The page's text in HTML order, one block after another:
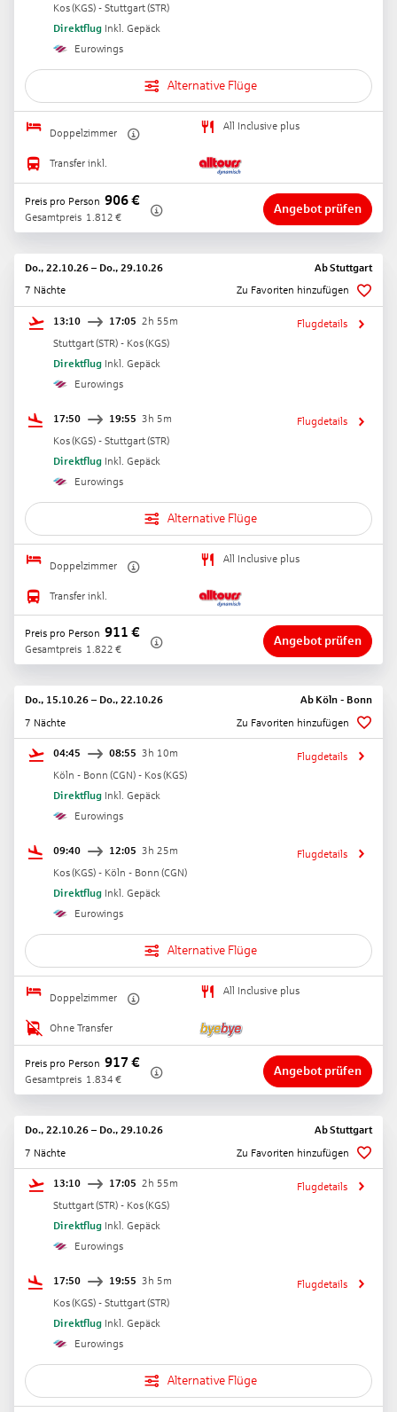
Kos(KGS) - Stuttgart(STR)
Direktflug Inkl. Gepäck
Eurowings
Alternative Flüge
Doppelzimmer
All Inclusive plus
Transfer inkl.
Preis pro Person 906€
Gesamtpreis 1.812 €
Angebot prüfen
Do., 22.10.26 – Do., 29.10.26 AbStuttgart
7 Nächte
Zu Favoriten hinzufügen
13:10 17:05 2h 55m
Stuttgart(STR) - Kos(KGS)
Direktflug Inkl. Gepäck
Eurowings
Flugdetails
17:50 19:55 3h 5m
Kos(KGS) - Stuttgart(STR)
Direktflug Inkl. Gepäck
Eurowings
Flugdetails
Alternative Flüge
Doppelzimmer
All Inclusive plus
Transfer inkl.
Preis pro Person 911 €
Gesamtpreis 1.822 €
Angebot prüfen
Do., 15.10.26 – Do., 22.10.26 Ab Köln - Bonn
7 Nächte
Zu Favoriten hinzufügen
04:45 08:55 3h 10m
Köln - Bonn (CGN) - Kos(KGS)
Direktflug Inkl. Gepäck
Eurowings
Flugdetails
09:40 12:05 3h 25m
Kos(KGS) - Köln - Bonn (CGN)
Direktflug Inkl. Gepäck
Eurowings
Flugdetails
Alternative Flüge
Doppelzimmer
All Inclusive plus
Ohne Transfer
Preis pro Person 917 €
Gesamtpreis 1.834 €
Angebot prüfen
Do., 22.10.26 – Do., 29.10.26 AbStuttgart
7 Nächte
Zu Favoriten hinzufügen
13:10 17:05 2h 55m
Stuttgart(STR) - Kos(KGS)
Direktflug Inkl. Gepäck
Eurowings
Flugdetails
17:50 19:55 3h 5m
Kos(KGS) - Stuttgart(STR)
Direktflug Inkl. Gepäck
Eurowings
Flugdetails
Alternative Flüge